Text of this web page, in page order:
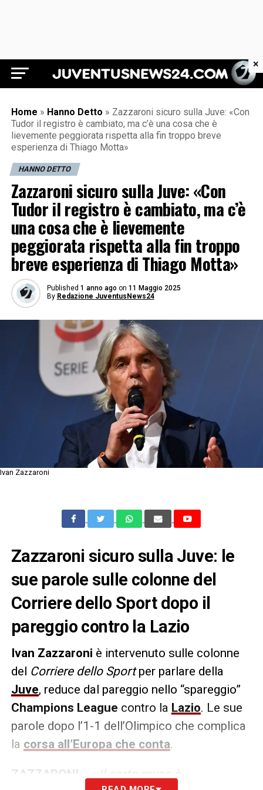
Juventus News 24
Home » Hanno Detto » Zazzaroni sicuro sulla Juve: «Con
Tudor il registro è cambiato, ma c’è una cosa che è
lievemente peggiorata rispetta alla fin troppo breve
esperienza di Thiago Motta»
HANNO DETTO
Zazzaroni sicuro sulla Juve: «Con
Tudor il registro è cambiato, ma c’è
una cosa che è lievemente
peggiorata rispetta alla fin troppo
breve esperienza di Thiago Motta»
Published 1 anno ago on 11 Maggio 2025
By Redazione JuventusNews24
Ivan Zazzaroni
Zazzaroni sicuro sulla Juve: le
sue parole sulle colonne del
Corriere dello Sport dopo il
pareggio contro la Lazio
Ivan Zazzaroni è intervenuto sulle colonne
del Corriere dello Sportper parlare della
Juve, reduce dal pareggio nello “spareggio”
Champions League contro la Lazio. Le sue
parole dopo l’1-1 dell’Olimpico che complica
la corsa all’Europa che conta.
ZAZZARONI
Il corto muso è
×